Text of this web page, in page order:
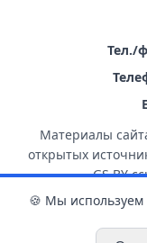
Тел./
Материалы
открытых
GS.BY
🍪 Мы используем